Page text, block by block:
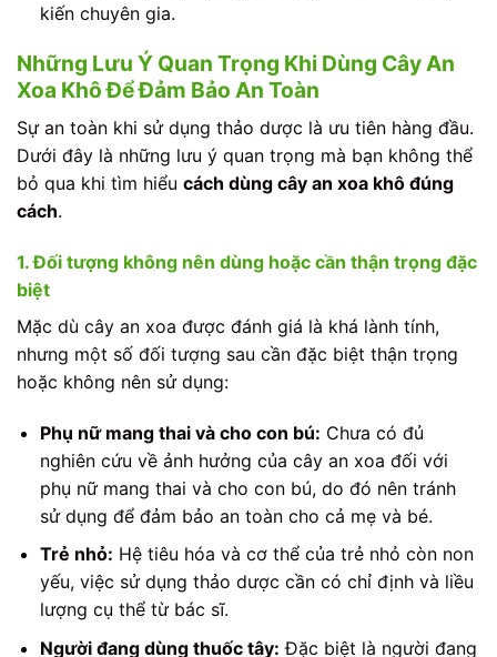
kiến chuyên gia.
Những Lưu Ý Quan Trọng Khi Dùng Cây An
Xoa Khô Để Đảm Bảo An Toàn
Sự an toàn khi sử dụng thảo dược là ưu tiên hàng đầu.
Dưới đây là những lưu ý quan trọng mà bạn không thể
bỏ qua khi tìm hiểu cách dùng cây an xoa khô đúng
cách.
1. Đối tượng không nên dùng hoặc cần thận trọng đặc
biệt
Mặc dù cây an xoa được đánh giá là khá lành tính,
nhưng một số đối tượng sau cần đặc biệt thận trọng
hoặc không nên sử dụng:
Phụ nữ mang thai và cho con bú: Chưa có đủ
nghiên cứu về ảnh hưởng của cây an xoa đối với
phụ nữ mang thai và cho con bú, do đó nên tránh
sử dụng để đảm bảo an toàn cho cả mẹ và bé.
Trẻ nhỏ: Hệ tiêu hóa và cơ thể của trẻ nhỏ còn non
yếu, việc sử dụng thảo dược cần có chỉ định và liều
lượng cụ thể từ bác sĩ.
Người đang dùng thuốc tây: Đặc biệt là người đang